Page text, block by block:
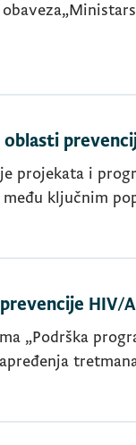
projekata i
ključnim
HIV/
„Podrška